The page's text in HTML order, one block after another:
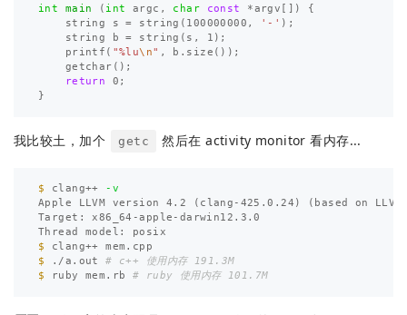
int main ( int argc , char const *argv [])
{
string
s = string ( 100000000 , '-' );
string
b = string ( s , 1 );
printf ( "%lu\n" , b . size ());
getchar ();
return
0 ;
}
我比较土，加个 getc 然后在 activity monitor 看内存...
$ clang++ -v
Apple LLVM version 4.2
( clang-425.0.24 ) ( based on
Target: x86_64-apple-darwin12.3.0
$
$
./a.out # c++ 使用内存 191.3M
$
ruby mem.rb # ruby 使用内存 101.7M